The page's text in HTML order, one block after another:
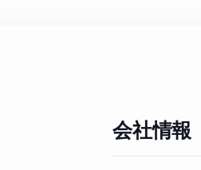
会社情報